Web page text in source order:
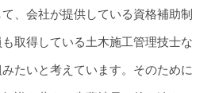
、会社が提供している資格補助制
取得している土木施工管理技士な
たいと考えています。そのために